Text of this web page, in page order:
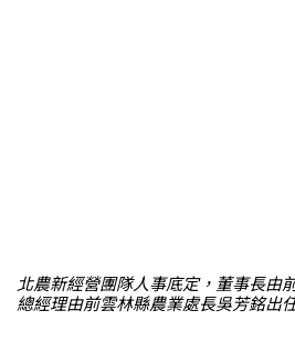
北農新經營團隊人事底定，董事長由
總經理由前雲林縣農業處長吳芳銘出